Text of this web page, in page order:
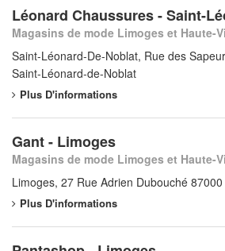
Léonard Chaussures - Saint-
Magasins de mode Limoges et Haute-
Saint-Léonard-De-Noblat, Rue des
Saint-Léonard-de-Noblat
Plus D'informations
Gant - Limoges
Magasins de mode Limoges et Haute-
Limoges, 27 Rue Adrien Dubouché
Plus D'informations